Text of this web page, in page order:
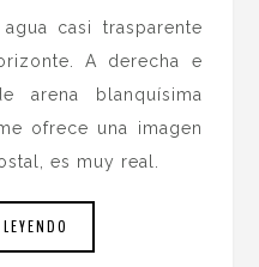
casi trasparente
A derecha e
arena blanquísima
ofrece una imagen
es muy real.